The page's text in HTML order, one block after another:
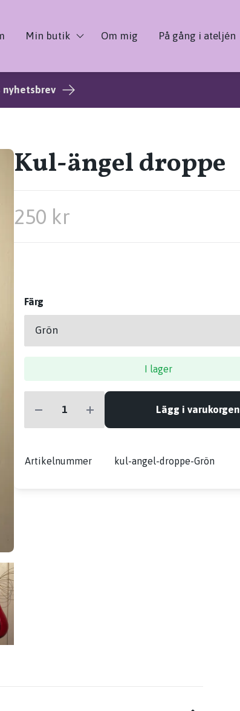
Min butik Om mig På gång i ateljén
nyhetsbrev
Kul-ängel droppe
250 kr
Färg
I lager
Lägg i varukorgen
Artikelnummer kul-angel-droppe-Grön